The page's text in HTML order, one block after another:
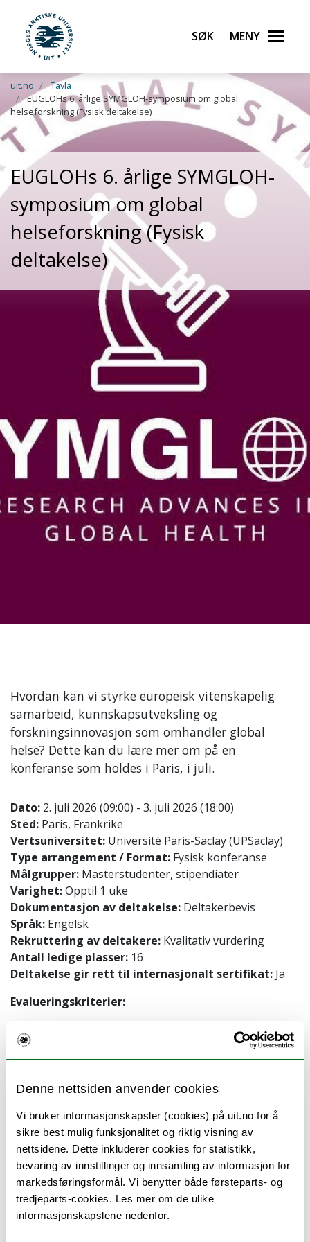
Denne nettsiden anvender cookies
Vi bruker informasjonskapsler (cookies) på uit.no for å
sikre best mulig funksjonalitet og riktig visning av
nettsidene. Dette inkluderer cookies for statistikk,
bevaring av innstillinger og innsamling av informasjon for
markedsføringsformål. Vi benytter både førsteparts- og
tredjeparts-cookies. Les mer om de ulike
informasjonskapslene nedenfor.
Gå til hovedinnhold
UiT Norges arktiske universitet
Søk Meny
uit.no
Tavla
EUGLOHs 6. årlige SYMGLOH-symposium om global
helseforskning (Fysisk deltakelse)
EUGLOHs 6. årlige SYMGLOH-
symposium om global
helseforskning (Fysisk
deltakelse)
Hvordan kan vi styrke europeisk vitenskapelig
samarbeid, kunnskapsutveksling og
forskningsinnovasjon som omhandler global
helse? Dette kan du lære mer om på en
konferanse som holdes i Paris, i juli.
Dato: 2. juli 2026 (09:00) - 3. juli 2026 (18:00)
Sted: Paris, Frankrike
Vertsuniversitet: Université Paris-Saclay (UPSaclay)
Type arrangement / Format: Fysisk konferanse
Målgrupper: Masterstudenter, stipendiater
Varighet:Opptil 1 uke
Dokumentasjon av deltakelse: Deltakerbevis
Språk: Engelsk
Rekruttering av deltakere: Kvalitativ vurdering
Antall ledige plasser: 16
Deltakelse gir rett til internasjonalt sertifikat: Ja
Evalueringskriterier:
40 % - Akademisk / Profesjonell kompetanse
40 % - Motivasjon
20 % - Språk
Søknadsfrist: 22. mai 2026
NB: De som får tilbud om plass vil tildeles et
stipend på 1592 Euro
VIKTIG PRESISERING: Her kan du søke om å delta på
arrangementet Université Paris-Saclay. Men hvis du